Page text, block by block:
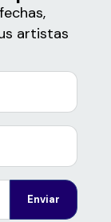
artistas
Enviar